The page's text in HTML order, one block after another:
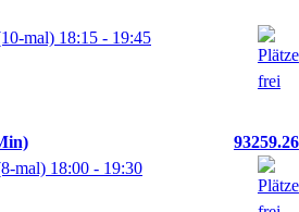
mal) 18:15 - 19:45
93259.26
mal) 18:00 - 19:30